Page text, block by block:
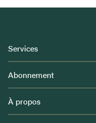
Services
Abonnement
À propos